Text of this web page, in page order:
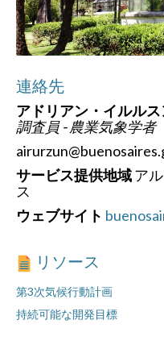
連絡先
アドリアン・イルルス
調査員 - 農業気象学者
サービス提供地域ア
ス
ウェブサイト
リソース
第3次気候行動計画
持続可能な開発目標